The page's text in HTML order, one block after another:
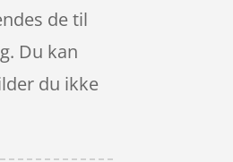
de til
Du kan
du ikke